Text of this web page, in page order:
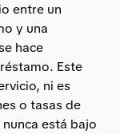
entre un
y una
hace
Este
ni es
o tasas de
está bajo